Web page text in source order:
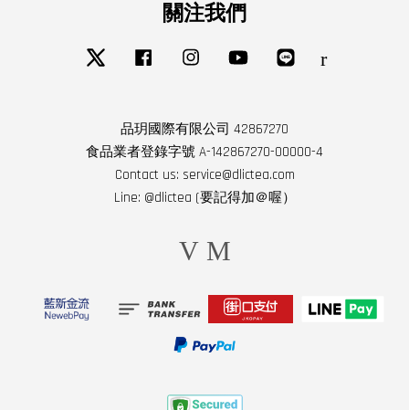
關注我們
Twitter Facebook Instagram YouTube RSS
品玥國際有限公司 42867270
食品業者登錄字號 A-142867270-00000-4
Contact us: service@dlictea.com
Line: @dlictea (要記得加＠喔）
Visa